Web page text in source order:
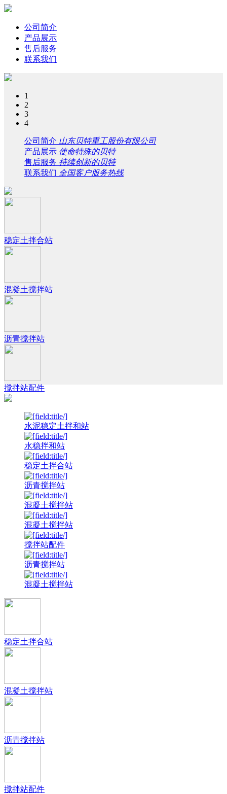
公司简介
产品展示
售后服务
联系我们
1
2
3
4
公司简介 山东贝特重工股份有限公司
产品展示 使命特殊的贝特
售后服务 持续创新的贝特
联系我们 全国客户服务热线
稳定土拌合站
混凝土搅拌站
沥青搅拌站
搅拌站配件
水泥稳定土拌和站
水稳拌和站
稳定土拌合站
沥青搅拌站
混凝土搅拌站
混凝土搅拌站
搅拌站配件
沥青搅拌站
混凝土搅拌站
稳定土拌合站
混凝土搅拌站
沥青搅拌站
搅拌站配件